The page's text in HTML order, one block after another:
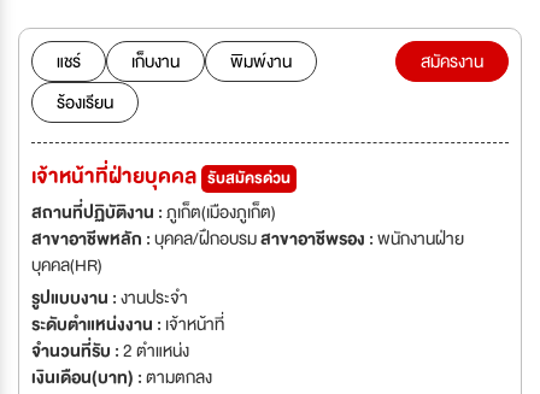
แชร์ เก็บงาน
พิมพ์งาน
ร้องเรียน
สมัครงาน
เจ้าหน้าที่ฝ่ายบุคคล รับสมัครด่วน
สถานที่ปฏิบัติงาน :ภูเก็ต(เมืองภูเก็ต)
สาขาอาชีพหลัก :บุคคล/ฝึกอบรมสาขาอาชีพรอง :พนักงานฝ่าย
บุคคล(HR)
รูปแบบงาน :งานประจำ
ระดับตำแหน่งงาน : เจ้าหน้าที่
จำนวนที่รับ :2 ตำแหน่ง
เงินเดือน(บาท) :ตามตกลง